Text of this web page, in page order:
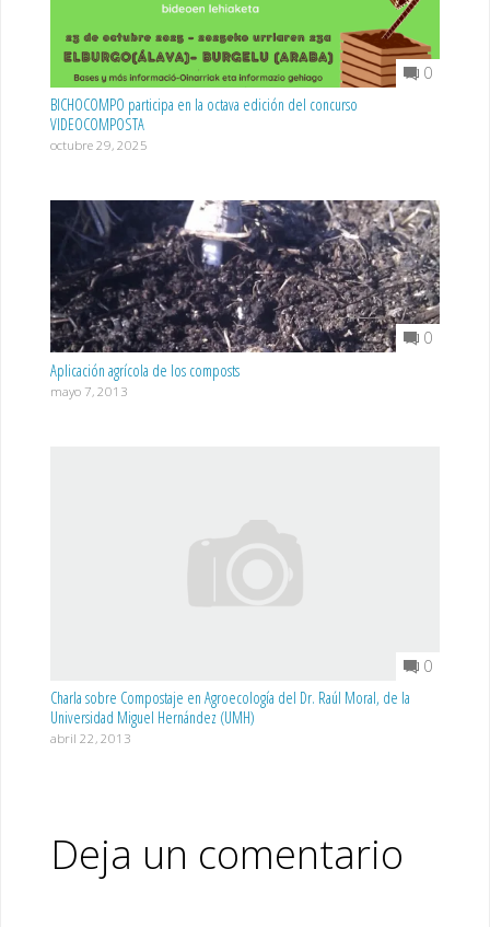
0
BICHOCOMPO participa en la octava edición del concurso
VIDEOCOMPOSTA
octubre 29, 2025
0
Aplicación agrícola de los composts
mayo 7, 2013
0
Charla sobre Compostaje en Agroecología del Dr. Raúl Moral, de la
Universidad Miguel Hernández (UMH)
abril 22, 2013
Deja un comentario